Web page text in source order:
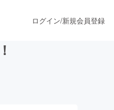
ログイン/新規会員登録